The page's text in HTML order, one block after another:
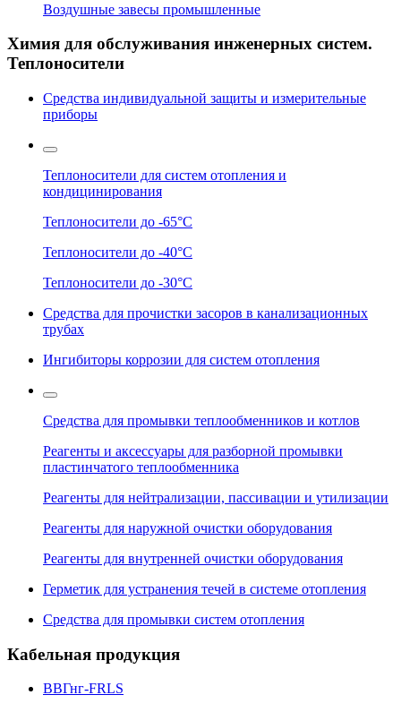
Воздушные завесы промышленные
Химия для обслуживания инженерных систем.
Теплоносители
Средства индивидуальной защиты и измерительные
приборы
Теплоносители для систем отопления и
кондицинирования
Теплоносители до -65°C
Теплоносители до -40°C
Теплоносители до -30°C
Средства для прочистки засоров в канализационных
трубах
Ингибиторы коррозии для систем отопления
Средства для промывки теплообменников и котлов
Реагенты и аксессуары для разборной промывки
пластинчатого теплообменника
Реагенты для нейтрализации, пассивации и утилизации
Реагенты для наружной очистки оборудования
Реагенты для внутренней очистки оборудования
Герметик для устранения течей в системе отопления
Средства для промывки систем отопления
Кабельная продукция
ВВГнг-FRLS